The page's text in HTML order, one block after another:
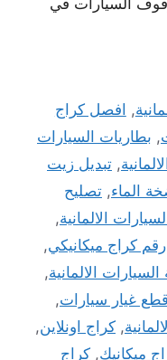
, افصل كراج
, بطاريات السيارات
, تبديل زيت
الماء, تصليح
الالمانية,
رقم كراج ميكانيكي,
الالمانية,
قطع غيار سيارات,
, كراج اونلاين,
ميكانيك, كراج